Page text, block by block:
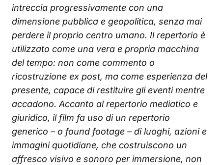
intreccia progressivamente con una
dimensione pubblica e geopolitica, senza mai
perdere il proprio centro umano. Il repertorio è
utilizzato come una vera e propria macchina
del tempo: non come commento o
ricostruzione ex post, ma come esperienza del
presente, capace di restituire gli eventi mentre
accadono. Accanto al repertorio mediatico e
giuridico, il film fa uso di un repertorio
generico – o found footage – di luoghi, azioni e
immagini quotidiane, che costruiscono un
affresco visivo e sonoro per immersione, non